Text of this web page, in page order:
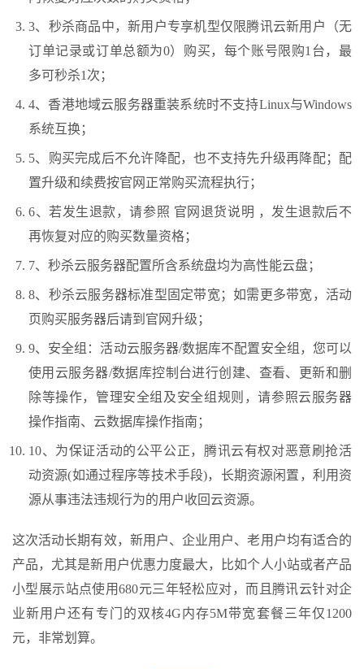
3、秒杀商品中，新用户专享机型仅限腾讯云新用户（无
订单记录或订单总额为0）购买，每个账号限购1台，最
多可秒杀1次；
4、香港地域云服务器重装系统时不支持Linux与Windows
系统互换；
5、购买完成后不允许降配，也不支持先升级再降配；配
置升级和续费按官网正常购买流程执行；
6、若发生退款，请参照 官网退货说明 ，发生退款后不
再恢复对应的购买数量资格；
7、秒杀云服务器配置所含系统盘均为高性能云盘；
8、秒杀云服务器标准型固定带宽；如需更多带宽，活动
页购买服务器后请到官网升级；
9、安全组：活动云服务器/数据库不配置安全组，您可以
使用云服务器/数据库控制台进行创建、查看、更新和删
除等操作，管理安全组及安全组规则，请参照云服务器
操作指南、云数据库操作指南；
10、为保证活动的公平公正， 腾讯云有权对恶意刷抢活
动资源(如通过程序等技术手段)，长期资源闲置，利用资
源从事违法违规行为的用户收回云资源。
这次活动长期有效，新用户、企业用户、老用户均有适合的
产品，尤其是新用户优惠力度最大，比如个人小站或者产品
小型展示站点使用680元三年轻松应对，而且腾讯云针对企
业新用户还有专门的双核4G内存5M带宽套餐三年仅1200
元，非常划算。